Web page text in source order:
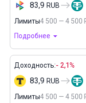
83,9 RUB
Лимиты4 500 — 4 500
Подробнее
Доходность:- 2,1%
83,9 RUB
Лимиты4 500 — 4 500